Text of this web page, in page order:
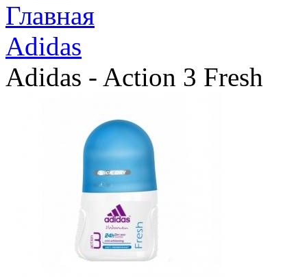
Главная
Adidas
Adidas - Action 3 Fresh